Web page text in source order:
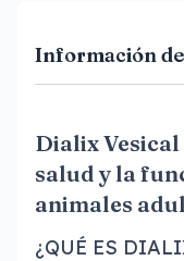
Información
Dialix
salud y la
animales
¿QUÉ ES